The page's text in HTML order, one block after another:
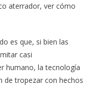
aterrador, ver cómo
es que, si bien las
casi
humano, la tecnología
de tropezar con hechos